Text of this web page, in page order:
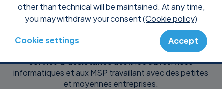
other than technical will be maintained. At any time,
you may withdraw your consent(Cookie policy)
Cookie settings Accept
Avec une gestion centralisée des tickets, une file
d’attente d’assistance et des capacités d’accès à
distance intégrées, Supremo est la solution de
service d’assistancedestinée aux services
informatiques et aux MSP travaillant avec des petites
et moyennes entreprises.